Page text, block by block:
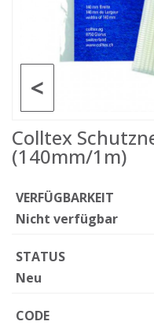
<
Colltex
(140mm/1m)
VERFÜGBARKEIT
Nicht verfügbar
STATUS
Neu
CODE